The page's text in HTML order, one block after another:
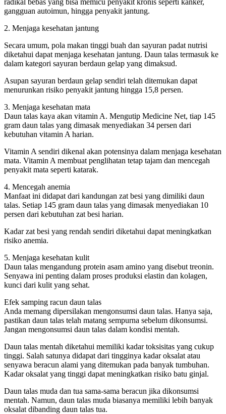
gangguan autoimun, hingga penyakit jantung.
2. Menjaga kesehatan jantung
Secara umum, pola makan tinggi buah dan sayuran padat nutrisi
diketahui dapat menjaga kesehatan jantung. Daun talas termasuk ke
dalam kategori sayuran berdaun gelap yang dimaksud.
Asupan sayuran berdaun gelap sendiri telah ditemukan dapat
menurunkan risiko penyakit jantung hingga 15,8 persen.
3. Menjaga kesehatan mata
Daun talas kaya akan vitamin A. Mengutip Medicine Net, tiap 145
gram daun talas yang dimasak menyediakan 34 persen dari
kebutuhan vitamin A harian.
Vitamin A sendiri dikenal akan potensinya dalam menjaga kesehatan
mata. Vitamin A membuat penglihatan tetap tajam dan mencegah
penyakit mata seperti katarak.
4. Mencegah anemia
Manfaat ini didapat dari kandungan zat besi yang dimiliki daun
talas. Setiap 145 gram daun talas yang dimasak menyediakan 10
persen dari kebutuhan zat besi harian.
Kadar zat besi yang rendah sendiri diketahui dapat meningkatkan
risiko anemia.
5. Menjaga kesehatan kulit
Daun talas mengandung protein asam amino yang disebut treonin.
Senyawa ini penting dalam proses produksi elastin dan kolagen,
kunci dari kulit yang sehat.
Efek samping racun daun talas
Anda memang dipersilakan mengonsumsi daun talas. Hanya saja,
pastikan daun talas telah matang sempurna sebelum dikonsumsi.
Jangan mengonsumsi daun talas dalam kondisi mentah.
Daun talas mentah diketahui memiliki kadar toksisitas yang cukup
tinggi. Salah satunya didapat dari tingginya kadar oksalat atau
senyawa beracun alami yang ditemukan pada banyak tumbuhan.
Kadar oksalat yang tinggi dapat meningkatkan risiko batu ginjal.
Daun talas muda dan tua sama-sama beracun jika dikonsumsi
mentah. Namun, daun talas muda biasanya memiliki lebih banyak
oksalat dibanding daun talas tua.